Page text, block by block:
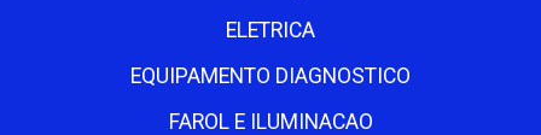
ELETRICA
EQUIPAMENTO DIAGNOSTICO
FAROL E ILUMINACAO